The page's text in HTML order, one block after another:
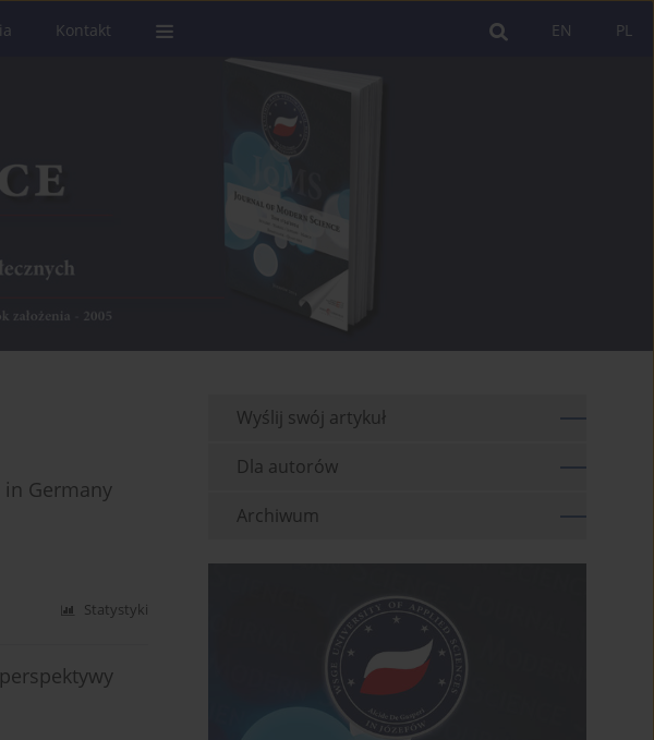
PL
EN
Kontakt
Germany
Statystyki
Wyślij swój artykuł
Dla autorów
Archiwum